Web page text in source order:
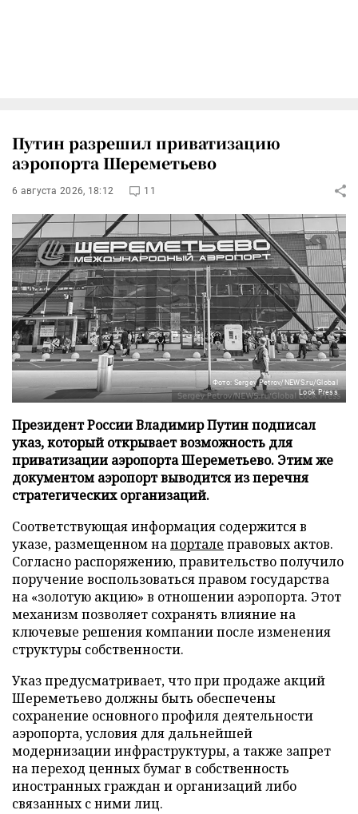
Путин разрешил приватизацию
аэропорта Шереметьево
6 августа 2026, 18:12 11
Фото: Sergey Petrov/NEWS.ru/Global
Look Press
Президент России Владимир Путин подписал
указ, который открывает возможность для
приватизации аэропорта Шереметьево. Этим же
документом аэропорт выводится из перечня
стратегических организаций.
Соответствующая информация содержится в
указе, размещенном напортале правовых актов.
Согласно распоряжению, правительство получило
поручение воспользоваться правом государства
на «золотую акцию» в отношении аэропорта. Этот
механизм позволяет сохранять влияние на
ключевые решения компании после изменения
структуры собственности.
Указ предусматривает, что при продаже акций
Шереметьево должны быть обеспечены
сохранение основного профиля деятельности
аэропорта, условия для дальнейшей
модернизации инфраструктуры, а также запрет
на переход ценных бумаг в собственность
иностранных граждан и организаций либо
связанных с ними лиц.